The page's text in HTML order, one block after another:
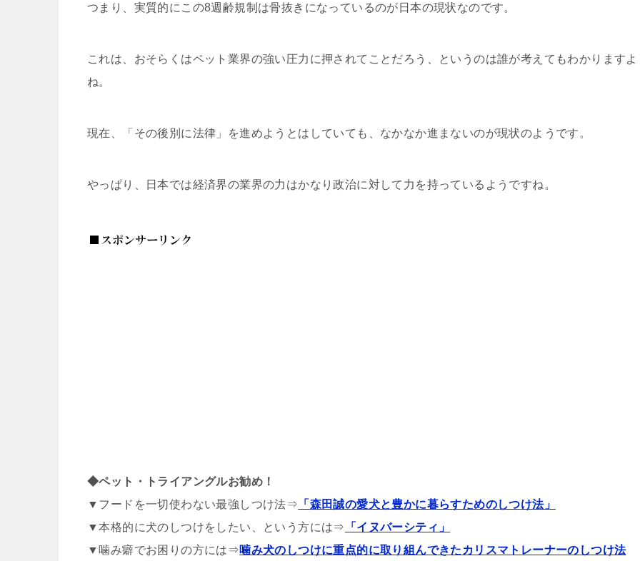
つまり、実質的にこの8週齢規制は骨抜きになっているのが日本の現状なのです。
これは、おそらくはペット業界の強い圧力に押されてことだろう、というのは誰が考えてもわかりますよ
ね。
現在、「その後別に法律」を進めようとはしていても、なかなか進まないのが現状のようです。
やっぱり、日本では経済界の業界の力はかなり政治に対して力を持っているようですね。
◆ペット・トライアングルお勧め！
▼フードを一切使わない最強しつけ法⇒ 「森田誠の愛犬と豊かに暮らすためのしつけ法」
▼本格的に犬のしつけをしたい、という方には⇒
「イヌバーシティ」
▼噛み癖でお困りの方には⇒噛み犬のしつけに重点的に取り組んできたカリスマトレーナーのしつけ法